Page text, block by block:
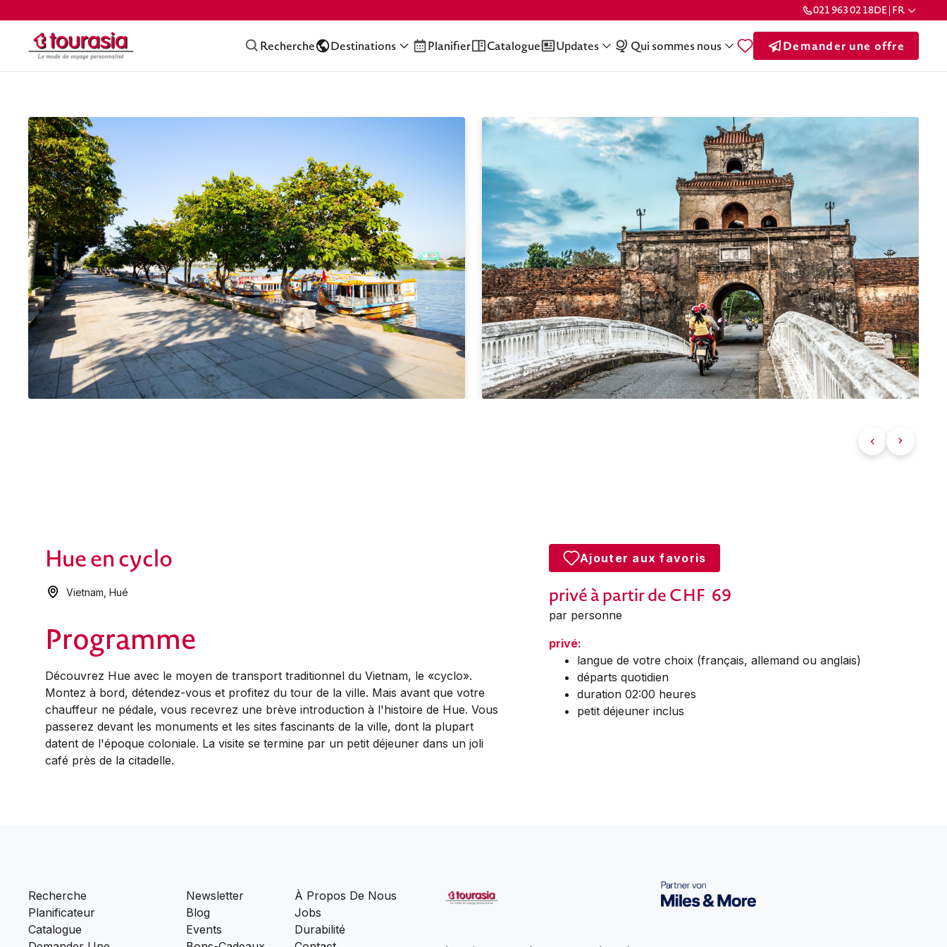
021 963 02 18DE | FR
Recherche Destinations Planifier Catalogue Updates Qui sommes nous Demander une offre
Hue en cyclo
Vietnam ,Hué
Programme
Découvrez Hue avec le moyen de transport traditionnel du Vietnam, le «cyclo».
Montez à bord, détendez-vous et profitez du tour de la ville. Mais avant que votre
chauffeur ne pédale, vous recevrez une brève introduction à l'histoire de Hue. Vous
passerez devant les monuments et les sites fascinants de la ville, dont la plupart
datent de l'époque coloniale. La visite se termine par un petit déjeuner dans un joli
café près de la citadelle.
Ajouter aux favoris
privéà partir de CHF 69
par personne
privé:
langue de votre choix (français, allemand ou anglais)
départs quotidien
duration 02:00 heures
petit déjeuner inclus
Recherche
Planificateur
Catalogue
Newsletter
Blog
Events
À Propos De Nous
Jobs
Durabilité